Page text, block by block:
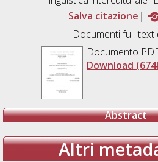
Salva citazione
Documenti full-text
Documento
Download
Abstract
Altri